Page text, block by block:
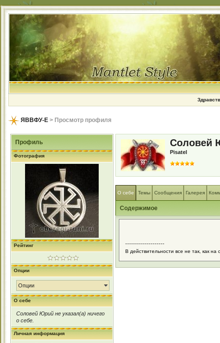
ЯВВФУ-Е > Просмотр профиля
Профиль
Фотография
Рейтинг
Опции
Опции
О себе
Соловей Юрий не указал(а) ничего
о себе.
Личная информация
Соловей
Pisatel
О себе Темы Сообщения Галерея
Содержимое
--------------------
В действительности все не так, как